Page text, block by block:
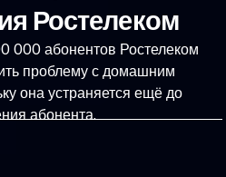
Ростелеком
000 абонентов Ростелеком
проблему с домашним
она устраняется ещё до
абонента.